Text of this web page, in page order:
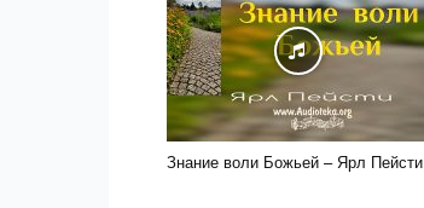
Знание воли Божьей – Ярл Пейсти